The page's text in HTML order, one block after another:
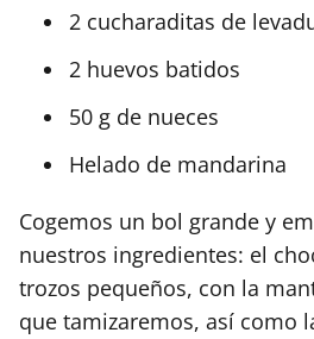
2 cucharaditas de
2 huevos batidos
50 g de nueces
Helado de mandarina
Cogemos un bol grande y
nuestros ingredientes: el
trozos pequeños, con la
que tamizaremos, así como